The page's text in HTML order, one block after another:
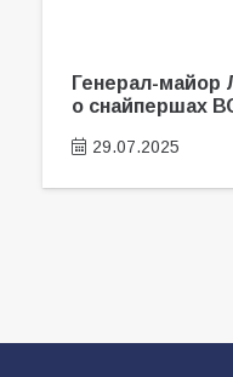
Генерал-майор
о снайпершах
29.07.2025